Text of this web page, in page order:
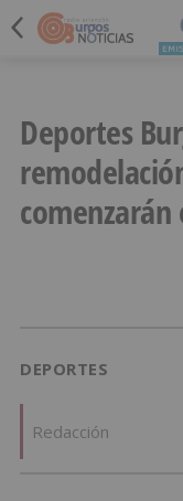
Deportes
comenzarán
DEPORTES
Redacción